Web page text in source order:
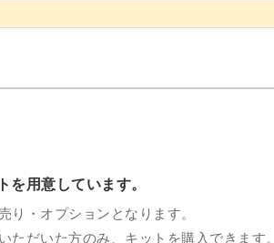
を用意しています。
り・オプションとなります。
ただいた方のみ、キットを購入できます。